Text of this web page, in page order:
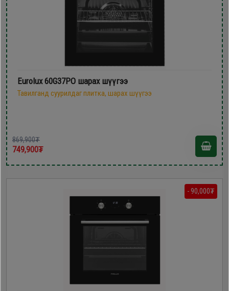
Eurolux 60G37PO шарах шүүгээ
Тавилганд суурилдаг плитка, шарах шүүгээ
869,900₮
749,900₮
- 90,000₮